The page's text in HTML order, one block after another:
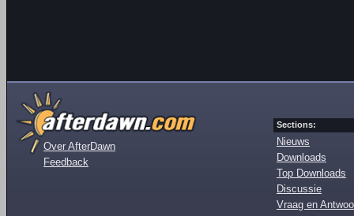
Over AfterDawn
Feedback
Sections:
Nieuws
Downloads
Top Downloads
Discussie
Vraag en